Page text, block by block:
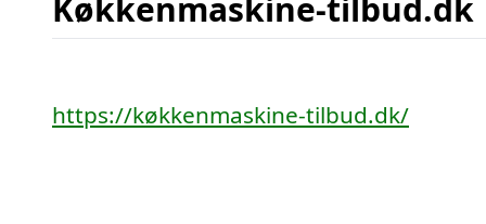
Køkkenmaskine-tilbud.dk
https://køkkenmaskine-tilbud.dk/